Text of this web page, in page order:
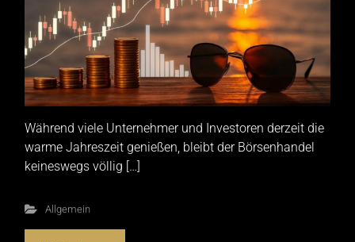
Während viele Unternehmer und Investoren derzeit die
warme Jahreszeit genießen, bleibt der Börsenhandel
keineswegs völlig […]
Allgemein